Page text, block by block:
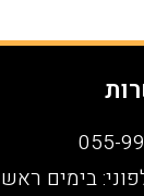
בימים